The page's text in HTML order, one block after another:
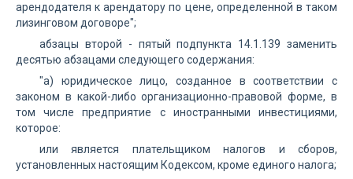
арендодателя к арендатору по цене, определенной в таком
лизинговом договоре";
абзацы второй - пятый подпункта 14.1.139 заменить
десятью абзацами следующего содержания:
"а) юридическое лицо, созданное в соответствии с
законом в какой-либо организационно-правовой форме, в
том числе предприятие с иностранными инвестициями,
которое:
или является плательщиком налогов и сборов,
установленных настоящим Кодексом, кроме единого налога;